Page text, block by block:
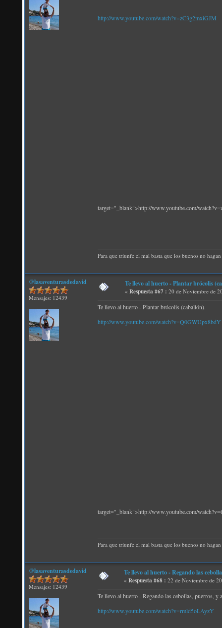
http://www.youtube.com/watch?v=zC3g2mxiGJM
target="_blank">http://www.youtube.com/
Para que triunfe el mal basta que los buenos no
@lasaventurasdedavid
Mensajes: 12439
Te llevo al huerto - Plantar brócolis
« Respuesta #67 : 20 de Noviembre de
Te llevo al huerto - Plantar brócolis (caballón).
http://www.youtube.com/watch?v=Q0GWUpx8bdY
target="_blank">http://www.youtube.com/
Para que triunfe el mal basta que los buenos no
@lasaventurasdedavid
Mensajes: 12439
Te llevo al huerto - Regando las
« Respuesta #68 : 22 de Noviembre de
Te llevo al huerto - Regando las cebollas, puerros, y
http://www.youtube.com/watch?v=rmld5oLAyzY